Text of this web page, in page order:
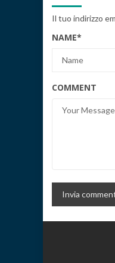
Il tuo indirizzo
NAME*
COMMENT